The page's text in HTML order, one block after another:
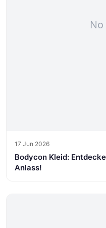
17 Jun 2026
Bodycon Kleid:
Anlass!